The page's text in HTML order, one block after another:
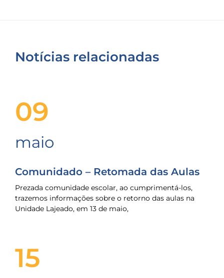
Notícias relacionadas
09
maio
Comunidado – Retomada das Aulas
Prezada comunidade escolar, ao cumprimentá-los,
trazemos informações sobre o retorno das aulas na
Unidade Lajeado, em 13 de maio,
15